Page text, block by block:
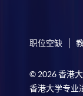
职位空缺
© 2026 香港
香港大学专业